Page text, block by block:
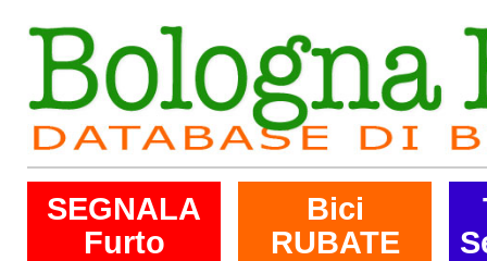
SEGNALA
Furto
Bici
RUBATE